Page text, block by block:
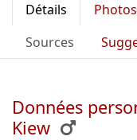
Détails Photos
Sources
Données
Kiew